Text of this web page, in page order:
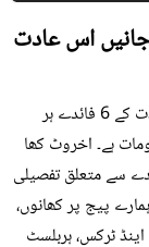
اس عادت
اخروٹ کھا کر دودھ کیوں پینا چاہیے؟ جانیں اس عادت کے 6 فائدے ہر
ہے۔ اخروٹ کھا
پینا چاہیے؟ جانیں اس عادت کے 6 فائدے سے متعلق تفصیلی
پیج پر کھانوں،
ٹرکس، ہربلسٹ